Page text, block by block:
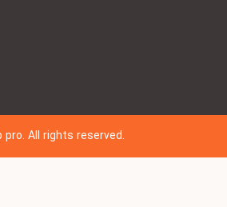
pro. All rights reserved.